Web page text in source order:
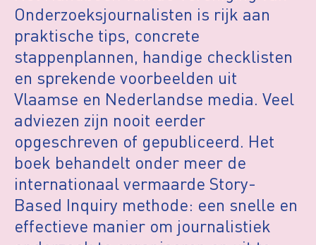
Onderzoeksjournalisten is rijk aan
praktische tips, concrete
stappenplannen, handige checklisten
en sprekende voorbeelden uit
Vlaamse en Nederlandse media. Veel
adviezen zijn nooit eerder
opgeschreven of gepubliceerd. Het
boek behandelt onder meer de
internationaal vermaarde Story-
Based Inquiry methode: een snelle en
effectieve manier om journalistiek